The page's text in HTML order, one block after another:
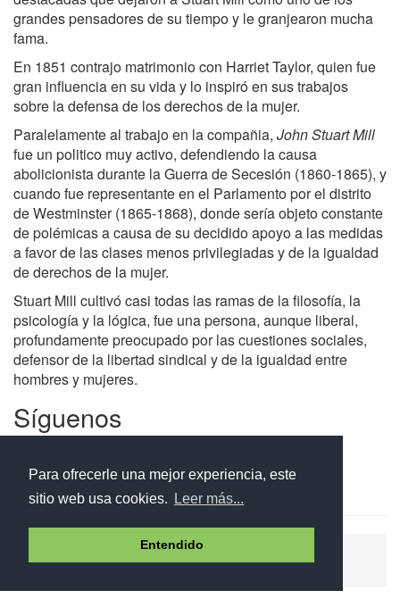
Para ofrecerle una mejor experiencia, este
sitio web usa cookies.
Leer más...
Entendido
grandes pensadores de su tiempo y le granjearon mucha
fama.
En 1851 contrajo matrimonio con Harriet Taylor, quien fue
gran influencia en su vida y lo inspiró en sus trabajos
sobre la defensa de los derechos de la mujer.
Paralelamente al trabajo en la compañia, John Stuart Mill
fue un politico muy activo, defendiendo la causa
abolicionista durante la Guerra de Secesión (1860-1865), y
cuando fue representante en el Parlamento por el distrito
de Westminster (1865-1868), donde sería objeto constante
de polémicas a causa de su decidido apoyo a las medidas
a favor de las clases menos privilegiadas y de la igualdad
de derechos de la mujer.
Stuart Mill cultivó casi todas las ramas de la filosofía, la
psicología y la lógica, fue una persona, aunque liberal,
profundamente preocupado por las cuestiones sociales,
defensor de la libertad sindical y de la igualdad entre
hombres y mujeres.
Síguenos
Aviso legal